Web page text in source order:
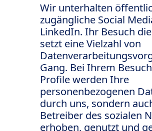
Wir unterhalten
zugängliche Social
LinkedIn. Ihr Besuch
setzt eine Vielzahl von
Gang. Bei Ihrem
Profile werden Ihre
personenbezogenen
durch uns, sondern
Betreiber des sozialen
erhoben, genutzt und